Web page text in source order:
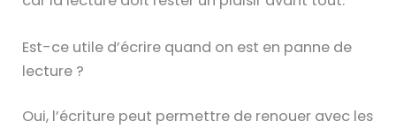
Est-ce utile d’écrire quand on est en panne de
lecture ?
Oui, l’écriture peut permettre de renouer avec les